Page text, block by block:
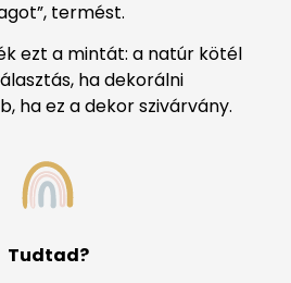
termést.
ezt a mintát: a natúr kötél
ha dekorálni
ha ez a dekor szivárvány.
Tudtad?